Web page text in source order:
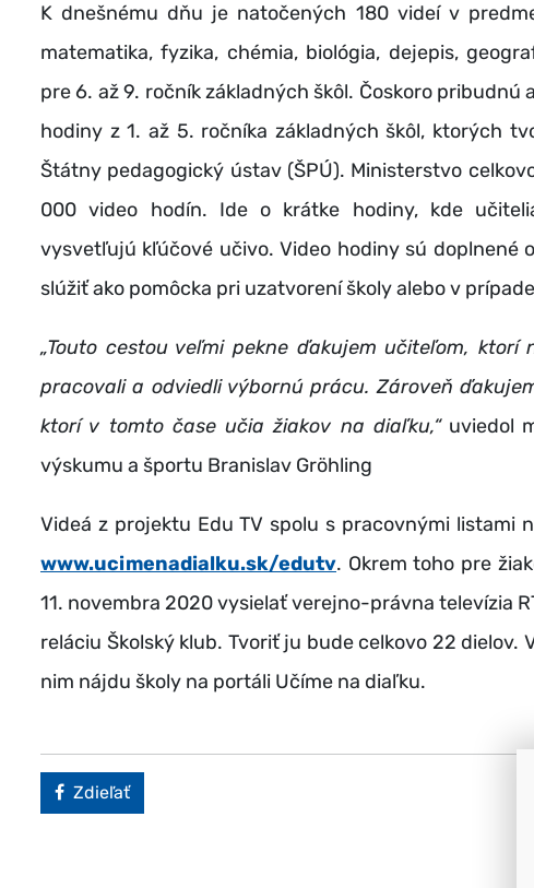
K dnešnému dňu je natočených 180 videí v
matematika, fyzika, chémia, biológia, dejepis,
pre 6. až 9. ročník základných škôl. Čoskoro pribudnú
hodiny z 1. až 5. ročníka základných škôl, ktorých
Štátny pedagogický ústav (ŠPÚ). Ministerstvo
000 video hodín. Ide o krátke hodiny, kde
vysvetľujú kľúčové učivo. Video hodiny sú doplnené
slúžiť ako pomôcka pri uzatvorení školy alebo v
„Touto cestou veľmi pekne ďakujem učiteľom, ktorí
pracovali a odviedli výbornú prácu. Zároveň
ktorí v tomto čase učia žiakov na diaľku,“uviedol
výskumu a športu Branislav Gröhling
Videá z projektu Edu TV spolu s pracovnými listami
www.ucimenadialku.sk/edutv. Okrem toho pre
11. novembra 2020 vysielať verejno-právna televízia
reláciu Školský klub. Tvoriť ju bude celkovo 22 dielov.
nim nájdu školy na portáli Učíme na diaľku.
Facebook
Zdieľať